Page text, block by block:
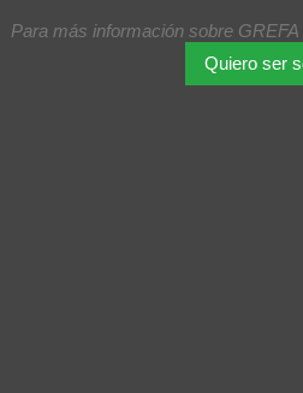
Para más información sobre
Quiero ser